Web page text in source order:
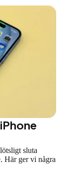
sluta
Här ger vi några